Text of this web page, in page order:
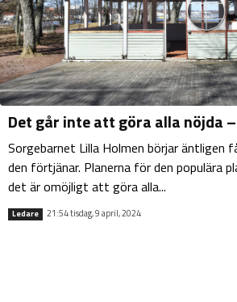
Det går inte att göra alla nöjda
Sorgebarnet Lilla Holmen börjar äntligen
den förtjänar. Planerna för den populära
det är omöjligt att göra alla...
Ledare 21:54 tisdag, 9 april, 2024